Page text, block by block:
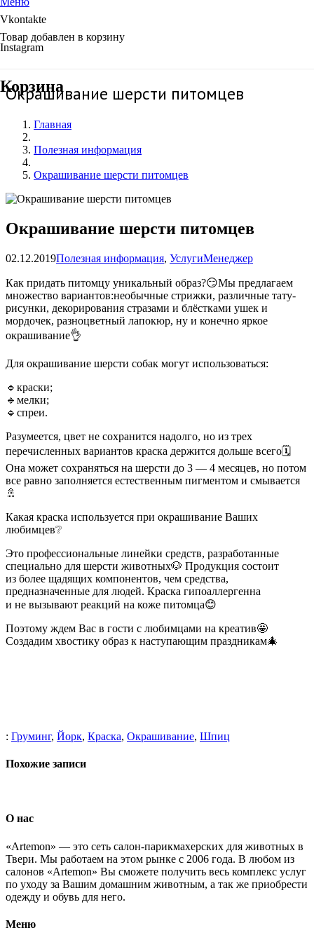
Vkontakte
Instagram
Товар добавлен в корзину
Корзина
Окрашивание шерсти питомцев
Главная
Полезная информация
Окрашивание шерсти питомцев
Окрашивание шерсти питомцев
02.12.2019Полезная информация, УслугиМенеджер
Как придать питомцу уникальный образ?😏Мы предлагаем
множество вариантов:необычные стрижки, различные тату-
рисунки, декорирования стразами и блёстками ушек и
мордочек, разноцветный лапокюр, ну и конечно яркое
окрашивание👌
Для окрашивание шерсти собак могут использоваться:
🔹️краски;
🔹️мелки;
🔹️спреи.
Разумеется, цвет не сохранится надолго, но из трех
перечисленных вариантов краска держится дольше всего🗓
Она может сохраняться на шерсти до 3 — 4 месяцев, но потом
все равно заполняется естественным пигментом и смывается
🚿
Какая краска используется при окрашивание Ваших
любимцев❔
Это профессиональные линейки средств, разработанные
специально для шерсти животных🐶 Продукция состоит
из более щадящих компонентов, чем средства,
предназначенные для людей. Краска гипоаллергенна
и не вызывают реакций на коже питомца😊
Поэтому ждем Вас в гости с любимцами на креатив🤩
Создадим хвостику образ к наступающим праздникам🎄
: Груминг, Йорк, Краска, Окрашивание, Шпиц
Похожие записи
О нас
«Artemon» — это сеть салон-парикмахерских для животных в
Твери. Мы работаем на этом рынке с 2006 года. В любом из
салонов «Artemon» Вы сможете получить весь комплекс услуг
по уходу за Вашим домашним животным, а так же приобрести
одежду и обувь для него.
Меню